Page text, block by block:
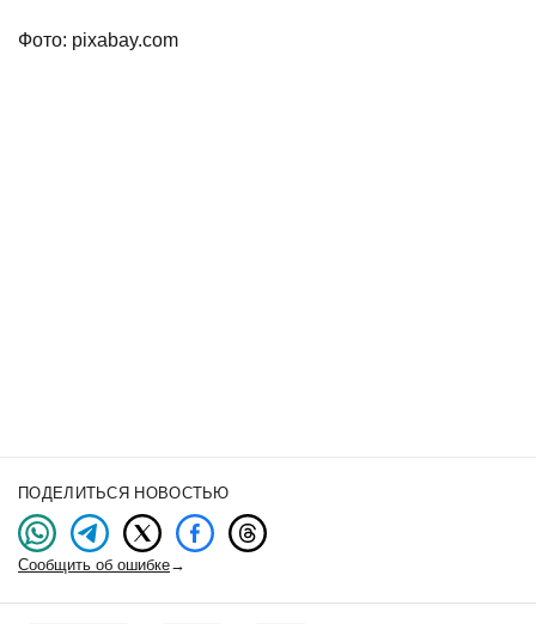
Фото: pixabay.com
ПОДЕЛИТЬСЯ НОВОСТЬЮ
Сообщить об ошибке→